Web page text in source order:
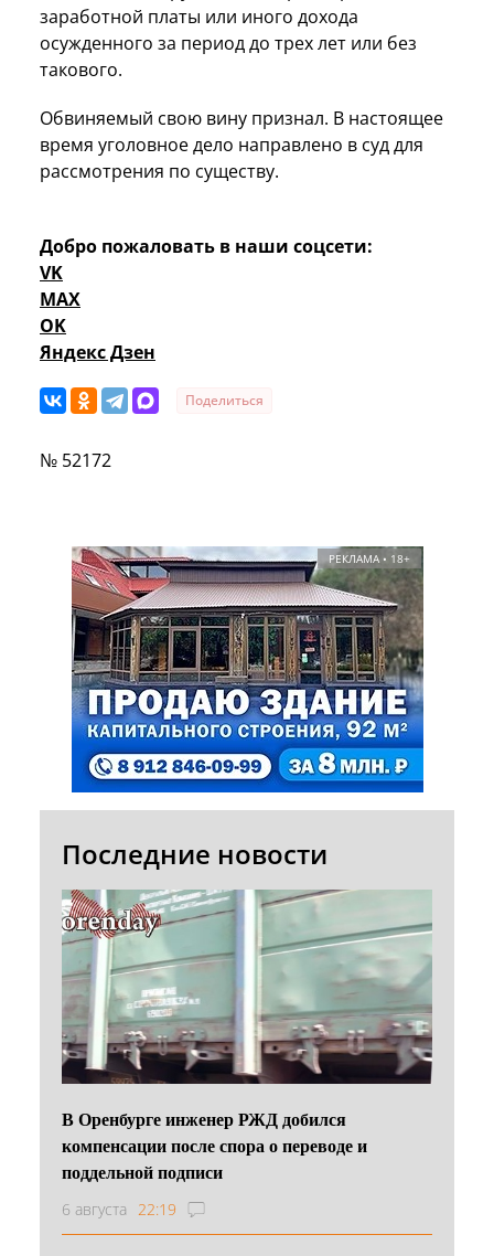
заработной платы или иного дохода
осужденного за период до трех лет или без
такового.
Обвиняемый свою вину признал. В настоящее
время уголовное дело направлено в суд для
рассмотрения по существу.
Добро пожаловать в наши соцсети:
VK
MAX
OK
Яндекс Дзен
Поделиться
№ 52172
РЕКЛАМА • 18+
Последние новости
В Оренбурге инженер РЖД добился
компенсации после спора о переводе и
поддельной подписи
6 августа 22:19